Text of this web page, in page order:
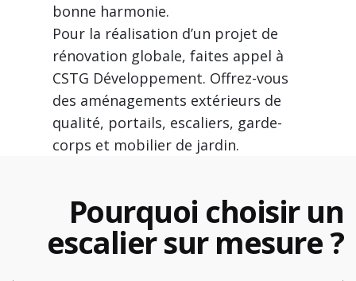
bonne harmonie.
Pour la réalisation d’un projet de
rénovation globale, faites appel à
CSTG Développement. Offrez-vous
des aménagements extérieurs de
qualité, portails, escaliers, garde-
corps et mobilier de jardin.
Pourquoi choisir un
escalier sur mesure ?